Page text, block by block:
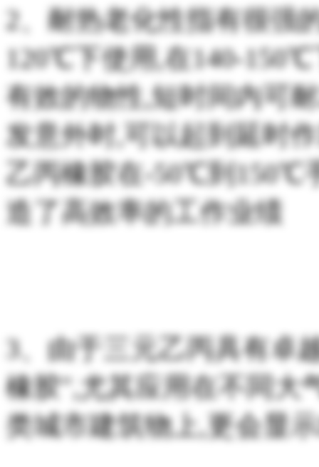
2、耐热老化性指有很强
120℃下使用,在140-
有效的物性,短时间内可
发意外时,可以起到延时
乙丙橡胶在-50℃到150℃
造了高效率的工作业绩
3、由于三元乙丙具有卓
橡胶",尤其应用在不同大
类城市建筑物上,更会显